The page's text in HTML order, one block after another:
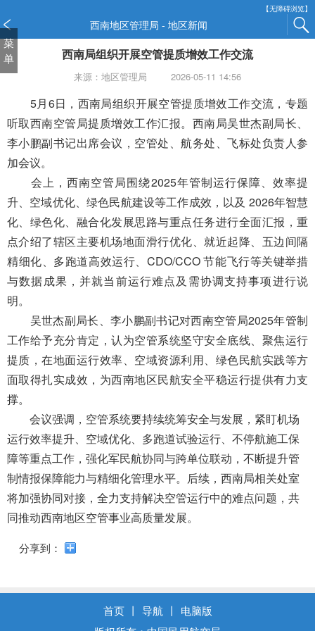
【无障碍浏览】
西南地区管理局 - 地区新闻
菜
单
西南局组织开展空管提质增效工作交流
来源：地区管理局 2026-05-11 14:56
5月6日，西南局组织开展空管提质增效工作交流，专题
听取西南空管局提质增效工作汇报。 西南局吴世杰副局长、
李小鹏副书记出席会议，空管处、航务处、飞标处负责人参
加会议。
会上，西南空管局围绕2025年管制运行保障、效率提
升、空域优化、绿色民航建设等工作成效，以及 2026年智慧
化、绿色化、融合化发展思路与重点任务进行全面汇报，重
点介绍了辖区主要机场地面滑行优化、就近起降、五边间隔
精细化、多跑道高效运行、CDO/CCO 节能飞行等关键举措
与数据成果，并就当前运行难点及需协调支持事项进行说
明。
吴世杰副局长、李小鹏副书记对西南空管局2025年管制
工作给予充分肯定，认为空管系统坚守安全底线、聚焦运行
提质，在地面运行效率、空域资源利用、绿色民航实践等方
面取得扎实成效，为西南地区民航安全平稳运行提供有力支
撑。
会议强调，空管系统要持续统筹安全与发展，紧盯机场
运行效率提升、空域优化、多跑道试验运行、不停航施工保
障等重点工作，强化军民航协同与跨单位联动，不断提升管
制情报保障能力与精细化管理水平。 后续，西南局相关处室
将加强协同对接，全力支持解决空管运行中的难点问题，共
同推动西南地区空管事业高质量发展。
分享到：
首页 丨 导航 丨
电脑版
窗
口
打
碍
说
明
页
Alt
加
波
浪
键
打
开
盲
模
式